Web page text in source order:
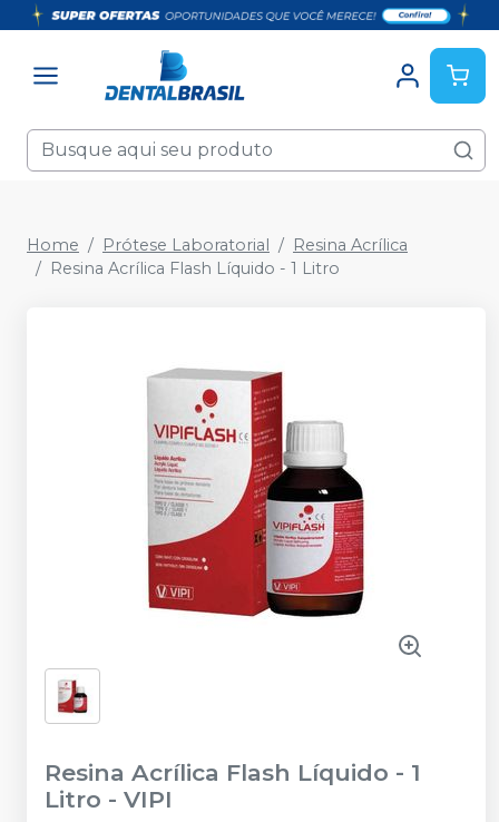
Home Prótese Laboratorial
Resina Acrílica
Resina Acrílica Flash Líquido - 1 Litro
Resina Acrílica Flash Líquido - 1
Litro - VIPI